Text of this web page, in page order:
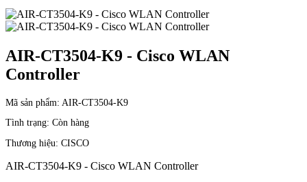
AIR-CT3504-K9 - Cisco WLAN
Controller
Mã sản phẩm: AIR-CT3504-K9
Tình trạng: Còn hàng
Thương hiệu: CISCO
AIR-CT3504-K9 - Cisco WLAN Controller